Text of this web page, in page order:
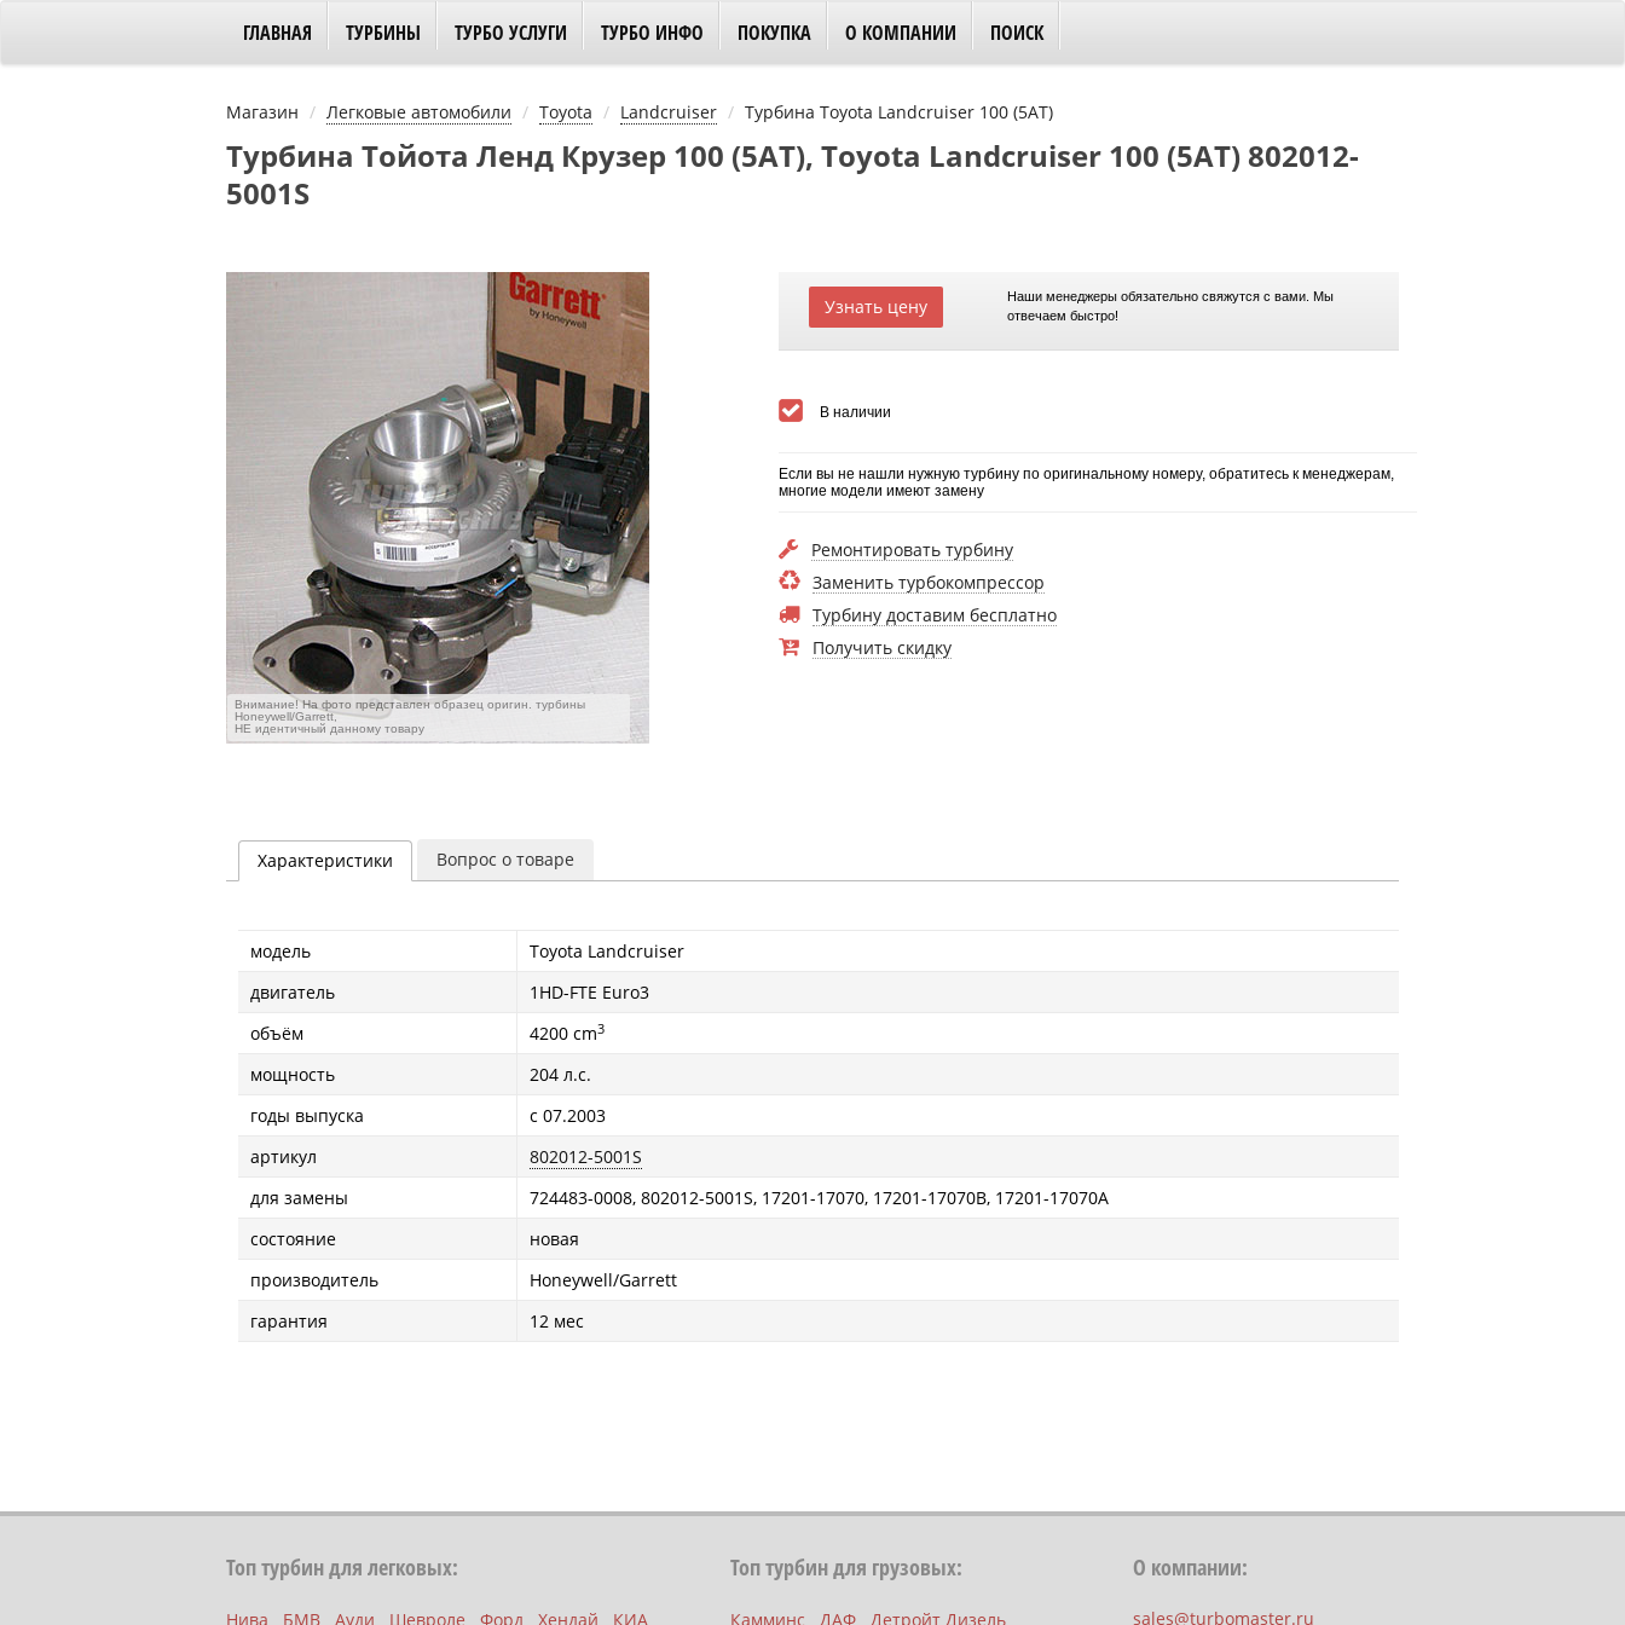
ГЛАВНАЯ ТУРБИНЫ ТУРБО УСЛУГИ ТУРБО ИНФО ПОКУПКА О КОМПАНИИ ПОИСК
Магазин Легковые автомобили Toyota Landcruiser Турбина Toyota Landcruiser 100 (5AT)
Турбина Тойота Ленд Крузер 100 (5AT), Toyota Landcruiser 100 (5AT) 802012-
5001S
Внимание! На фото представлен образец оригин. турбины
Honeywell/Garrett,
НЕ идентичный данному товару
Узнать цену
Наши менеджеры обязательно свяжутся с вами. Мы
отвечаем быстро!
В наличии
Если вы не нашли нужную турбину по оригинальному номеру, обратитесь к менеджерам,
многие модели имеют замену
Ремонтировать турбину
Заменить турбокомпрессор
Турбину доставим бесплатно
Получить скидку
Характеристики Вопрос о товаре
модель
Toyota Landcruiser
двигатель
1HD-FTE Euro3
объём
4200 cm3
мощность
204 л.с.
годы выпуска
с 07.2003
артикул
802012-5001S
для замены
724483-0008, 802012-5001S, 17201-17070, 17201-17070B, 17201-17070A
состояние
новая
производитель
Honeywell/Garrett
гарантия
12 мес
Топ турбин для легковых:
Нива БМВ Ауди Шевроле Форд Хендай КИА
Топ турбин для грузовых:
Камминс ДАФ Детройт Дизель
О компании:
sales@turbomaster.ru